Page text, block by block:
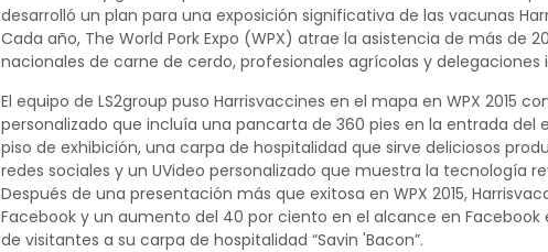
desarrolló un plan para una exposición significativa de las vacunas
Cada año, The World Pork Expo (WPX) atrae la asistencia de más de
nacionales de carne de cerdo, profesionales agrícolas y delegaciones
El equipo de LS2group puso Harrisvaccines en el mapa en WPX 2015
personalizado que incluía una pancarta de 360 pies en la entrada del
piso de exhibición, una carpa de hospitalidad que sirve deliciosos
redes sociales y un UVideo personalizado que muestra la tecnología
Después de una presentación más que exitosa en WPX 2015,
Facebook y un aumento del 40 por ciento en el alcance en
de visitantes a su carpa de hospitalidad “Savin 'Bacon”.